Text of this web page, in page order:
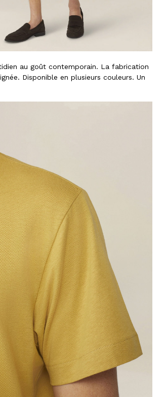
au goût contemporain. La fabrication
Disponible en plusieurs couleurs. Un